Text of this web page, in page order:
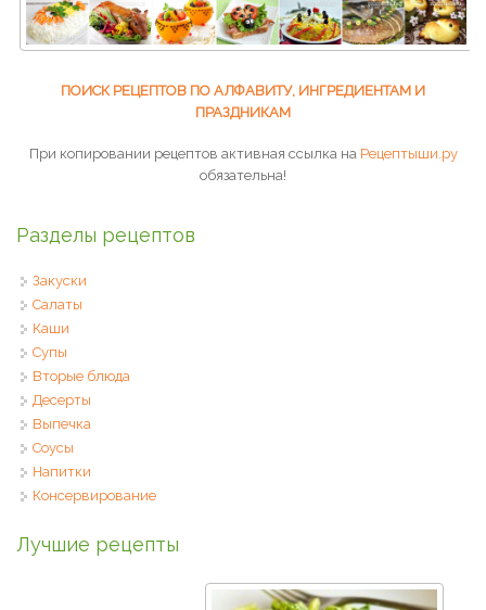
ПОИСК РЕЦЕПТОВ ПО АЛФАВИТУ, ИНГРЕДИЕНТАМ И
ПРАЗДНИКАМ
При копировании рецептов активная ссылка на Рецептыши.ру
обязательна!
Разделы рецептов
Закуски
Салаты
Каши
Супы
Вторые блюда
Десерты
Выпечка
Соусы
Напитки
Консервирование
Лучшие рецепты